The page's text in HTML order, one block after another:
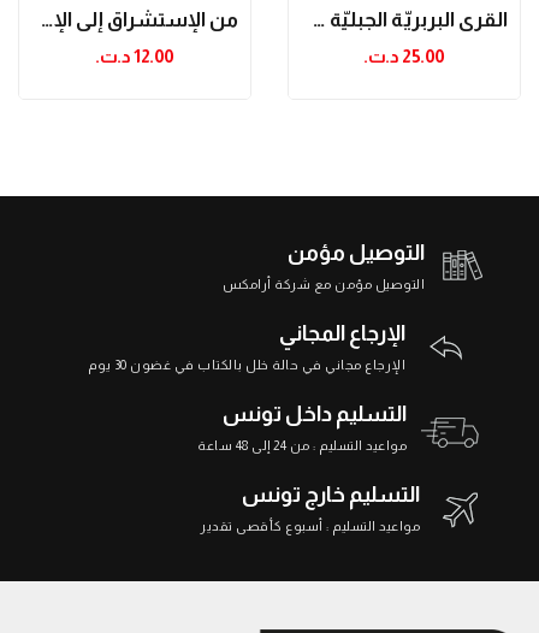
من الإستشراق إلى الإجتهاد: الإستشراق الإسلامي...
12.00 د.ت.‏
القرى البربريّة الجبليّة في تونس خلال العهد الحديث
25.00 د.ت.‏
التوصيل مؤمن
التوصيل مؤمن مع شركة أرامكس
الإرجاع المجاني
الإرجاع مجاني في حالة خلل بالكتاب في غضون 30 يوم
التسليم داخل تونس
مواعيد التسليم : من 24 إلى 48 ساعة
التسليم خارج تونس
مواعيد التسليم : أسبوع كأقصى تقدير